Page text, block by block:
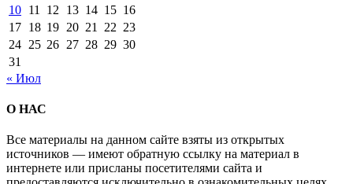
10 11 12 13 14 15 16
17 18 19 20 21 22 23
24 25 26 27 28 29 30
31
« Июл
О НАС
Все материалы на данном сайте взяты из открытых
источников — имеют обратную ссылку на материал в
интернете или присланы посетителями сайта и